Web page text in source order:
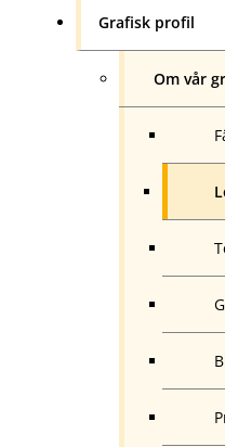
Grafisk profil
Om vår